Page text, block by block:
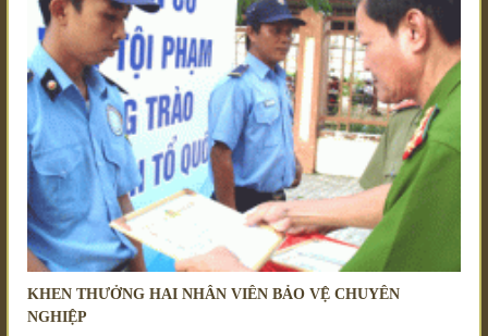
KHEN THƯỞNG HAI NHÂN VIÊN BẢO VỆ CHUYÊN
NGHIỆP